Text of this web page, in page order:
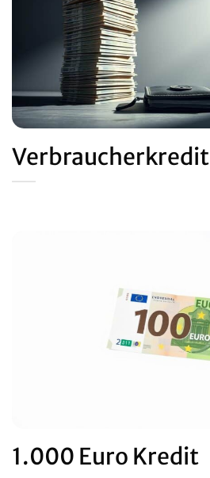
Verbraucherkredit
1.000 Euro Kredit